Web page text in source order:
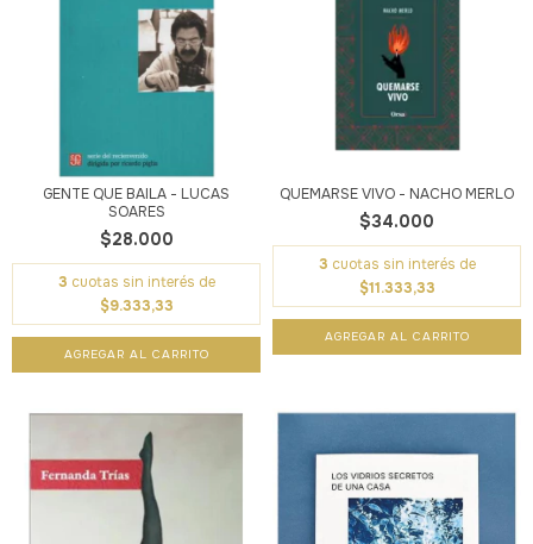
GENTE QUE BAILA - LUCAS
SOARES
$28.000
3 cuotas sin interés de
$9.333,33
QUEMARSE VIVO - NACHO MERLO
$34.000
3 cuotas sin interés de
$11.333,33